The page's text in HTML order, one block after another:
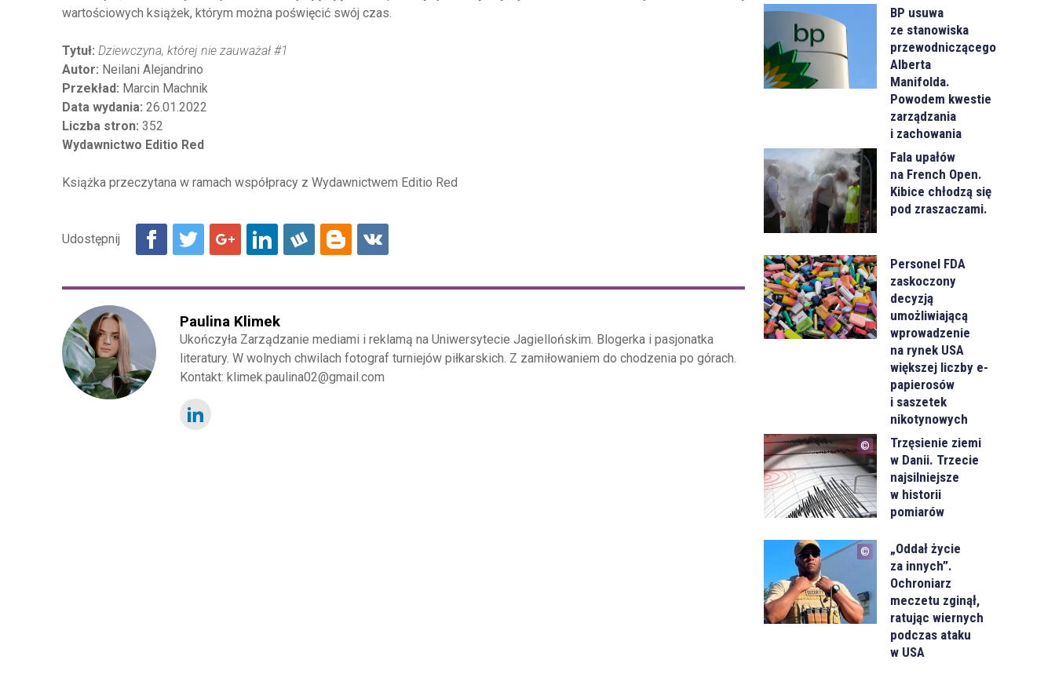
wartościowych książek, którym można poświęcić swój czas.
Tytuł: Dziewczyna, której nie zauważał #1
Autor: Neilani Alejandrino
Przekład: Marcin Machnik
Data wydania: 26.01.2022
Liczba stron: 352
Wydawnictwo Editio Red
Książka przeczytana w ramach współpracy z Wydawnictwem Editio Red
Paulina Klimek
Ukończyła Zarządzanie mediami i reklamą na Uniwersytecie Jagiellońskim. Blogerka i pasjonatka
literatury. W wolnych chwilach fotograf turniejów piłkarskich. Z zamiłowaniem do chodzenia po górach.
Kontakt: klimek.paulina02@gmail.com
BP usuwa
ze stanowiska
przewodniczącego
Alberta
Manifolda.
Powodem kwestie
zarządzania
i zachowania
Fala upałów
na French Open.
Kibice chłodzą się
pod zraszaczami.
Personel FDA
zaskoczony
decyzją
umożliwiającą
wprowadzenie
na rynek USA
większej liczby e-
papierosów
i saszetek
nikotynowych
Trzęsienie ziemi
w Danii. Trzecie
najsilniejsze
w historii
pomiarów
„Oddał życie
za innych”.
Ochroniarz
meczetu zginął,
ratując wiernych
podczas ataku
w USA